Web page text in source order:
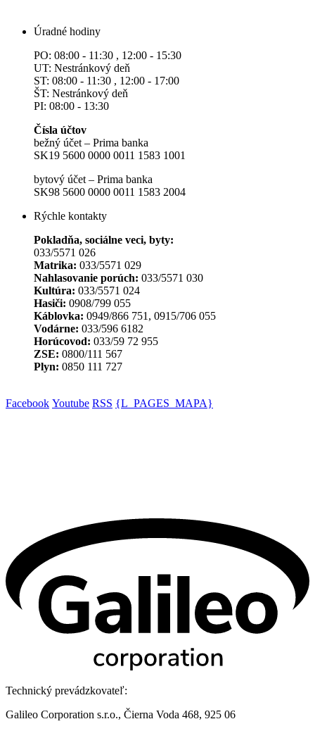
Úradné hodiny
PO: 08:00 - 11:30 , 12:00 - 15:30
UT: Nestránkový deň
ST: 08:00 - 11:30 , 12:00 - 17:00
ŠT: Nestránkový deň
PI: 08:00 - 13:30
Čísla účtov
bežný účet – Prima banka
SK19 5600 0000 0011 1583 1001
bytový účet – Prima banka
SK98 5600 0000 0011 1583 2004
Rýchle kontakty
Pokladňa, sociálne veci, byty:
033/5571 026
Matrika: 033/5571 029
Nahlasovanie porúch: 033/5571 030
Kultúra: 033/5571 024
Hasiči: 0908/799 055
Káblovka: 0949/866 751, 0915/706 055
Vodárne: 033/596 6182
Horúcovod: 033/59 72 955
ZSE: 0800/111 567
Plyn: 0850 111 727
Facebook Youtube RSS {L_PAGES_MAPA}
Technický prevádzkovateľ:
Galileo Corporation s.r.o., Čierna Voda 468, 925 06